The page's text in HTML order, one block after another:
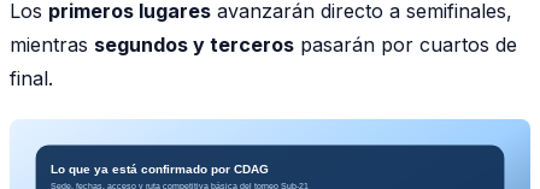
Los primeros lugares avanzarán directo a semifinales,
mientras segundos y terceros pasarán por cuartos de
final.